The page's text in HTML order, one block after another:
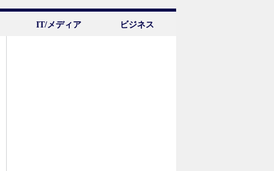
IT/メディア ビジネス